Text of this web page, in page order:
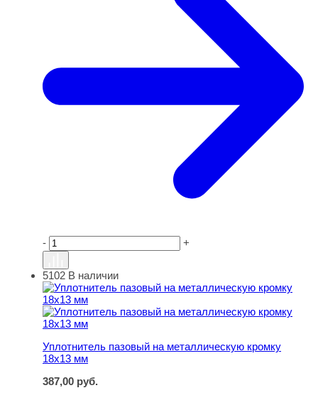
- +
Уплотнитель пазовый на металлическую кромку 18х13
5102 В наличии
Уплотнитель пазовый на металлическую кромку
18х13 мм
387,00 руб.